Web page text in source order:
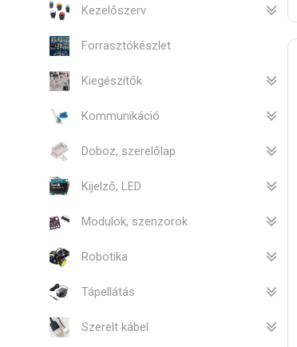
Kezelőszerv
Forrasztókészlet
Kiegészítők
Kommunikáció
Doboz, szerelőlap
Kijelző, LED
Modulok, szenzorok
Robotika
Tápellátás
Szerelt kábel